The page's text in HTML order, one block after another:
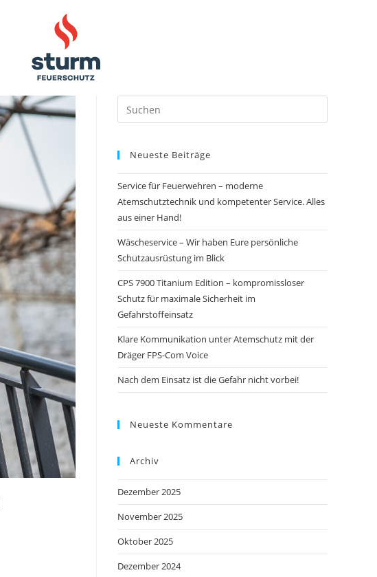
Neueste Beiträge
Service für Feuerwehren – moderne
Atemschutztechnik und kompetenter Service. Alles
aus einer Hand!
Wäscheservice – Wir haben Eure persönliche
Schutzausrüstung im Blick
CPS 7900 Titanium Edition – kompromissloser
Schutz für maximale Sicherheit im
Gefahrstoffeinsatz
Klare Kommunikation unter Atemschutz mit der
Dräger FPS-Com Voice
Nach dem Einsatz ist die Gefahr nicht vorbei!
Neueste Kommentare
Archiv
Dezember 2025
November 2025
Oktober 2025
Dezember 2024